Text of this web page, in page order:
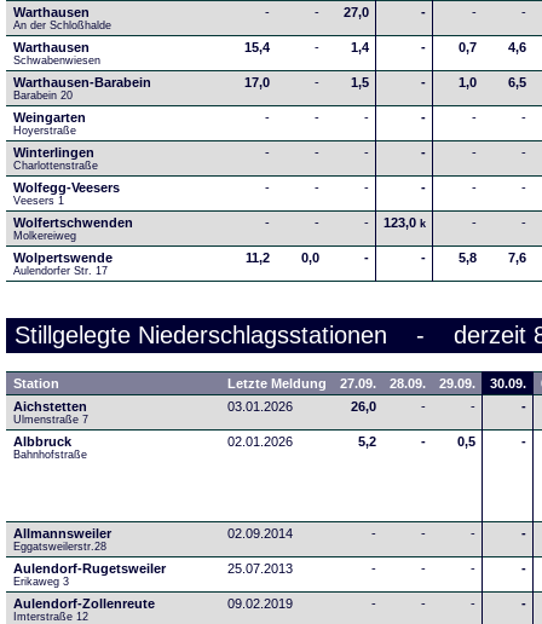
Warthausen
An der Schloßhalde
- - 27,0 - - -
Warthausen
Schwabenwiesen
15,4 - 1,4 - 0,7 4,6
Warthausen-Barabein
Barabein 20
17,0 - 1,5 - 1,0 6,5
Weingarten
Hoyerstraße
- - - - - -
Winterlingen
Charlottenstraße
- - - - - -
Wolfegg-Veesers
Veesers 1
- - - - - -
Wolfertschwenden
Molkereiweg
- - - 123,0 k - -
Wolpertswende
Aulendorfer Str. 17
11,2 0,0 - - 5,8 7,6
Stillgelegte Niederschlagsstationen - derzeit
Station Letzte Meldung 27.09. 28.09. 29.09. 30.09.
Aichstetten
Ulmenstraße 7
03.01.2026 26,0 - - -
Albbruck
Bahnhofstraße
02.01.2026 5,2 - 0,5 -
Allmannsweiler
Eggatsweilerstr.28
02.09.2014 - - - -
Aulendorf-Rugetsweiler
Erikaweg 3
25.07.2013 - - - -
Aulendorf-Zollenreute
Imterstraße 12
09.02.2019 - - - -